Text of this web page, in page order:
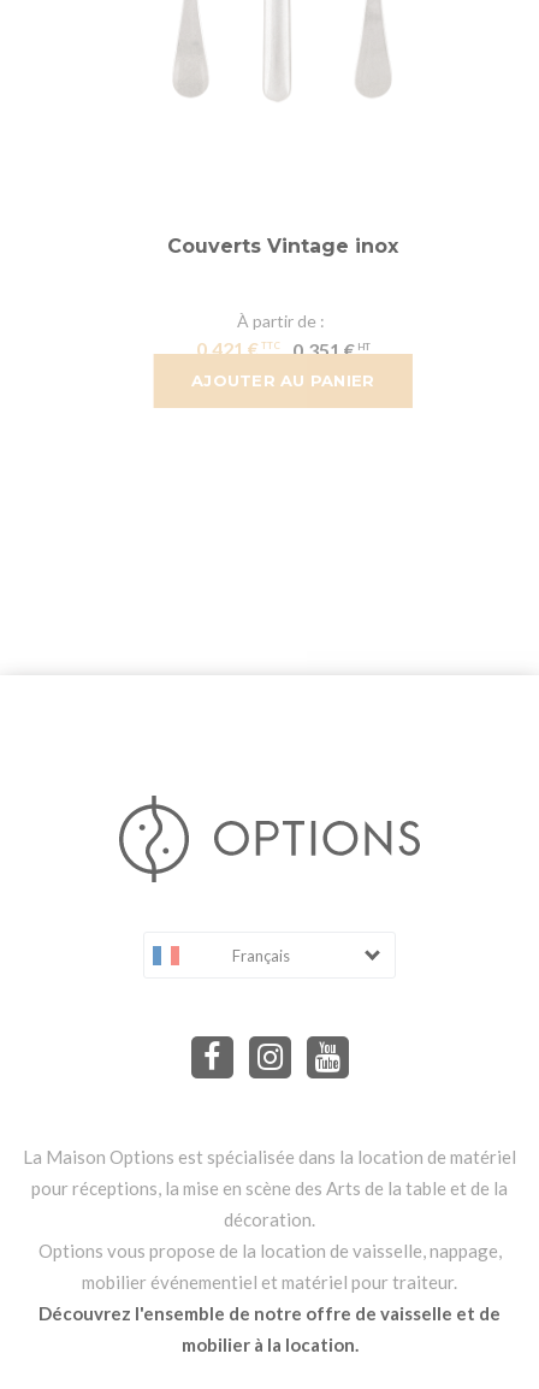
AJOUTER AU PANIER
Couverts Vintage inox
À partir de
0,421 € 0,351 €
Français
La Maison Options est spécialisée dans la location de matériel
pour réceptions, la mise en scène des Arts de la table et de la
décoration.
Options vous propose de la location de vaisselle, nappage,
mobilier événementiel et matériel pour traiteur.
Découvrez l'ensemble de notre offre de vaisselle et de
mobilier à la location.